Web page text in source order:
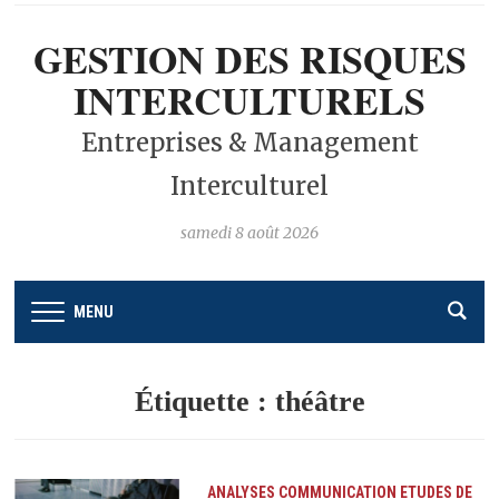
GESTION DES RISQUES
INTERCULTURELS
Entreprises & Management
Interculturel
samedi 8 août 2026
MENU
Étiquette : théâtre
ANALYSES COMMUNICATION ETUDES DE